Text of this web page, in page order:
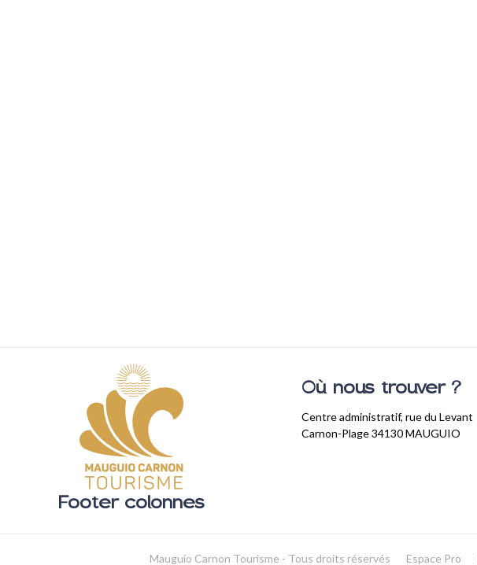
Footer colonnes
Où nous trouver ?
Centre administratif, rue du Levant
Carnon-Plage 34130 MAUGUIO
Mauguio Carnon Tourisme - Tous droits réservés Espace Pro